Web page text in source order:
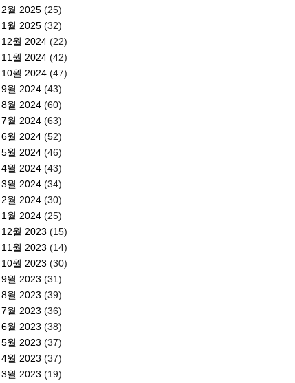
2월 2025 (25)
1월 2025 (32)
12월 2024 (22)
11월 2024 (42)
10월 2024 (47)
9월 2024 (43)
8월 2024 (60)
7월 2024 (63)
6월 2024 (52)
5월 2024 (46)
4월 2024 (43)
3월 2024 (34)
2월 2024 (30)
1월 2024 (25)
12월 2023 (15)
11월 2023 (14)
10월 2023 (30)
9월 2023 (31)
8월 2023 (39)
7월 2023 (36)
6월 2023 (38)
5월 2023 (37)
4월 2023 (37)
3월 2023 (19)